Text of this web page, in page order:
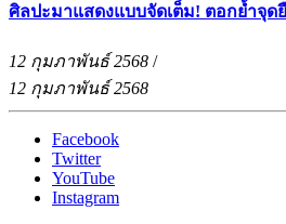
ศิลปะมาแสดงแบบจัดเต็ม! ตอกย้ำจุดยื
12 กุมภาพันธ์ 2568 /
12 กุมภาพันธ์ 2568
Facebook
Twitter
YouTube
Instagram